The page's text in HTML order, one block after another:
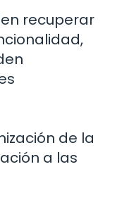
recuperar
de la
a las